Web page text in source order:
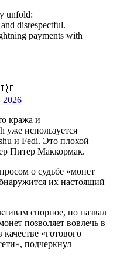
unfold:
disrespectful.
payments with
2026
кража и
уже используется
и Fedi. Это плохой
Питер Маккормак.
о судьбе «монет
их настоящий
спорное, но назвал
позволяет вовлечь в
«готового
подчеркнул